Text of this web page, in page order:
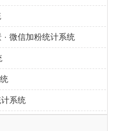
· 微信加粉统计系统
系统